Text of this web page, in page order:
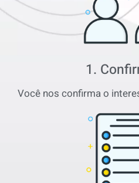
1.
Você nos confirma o